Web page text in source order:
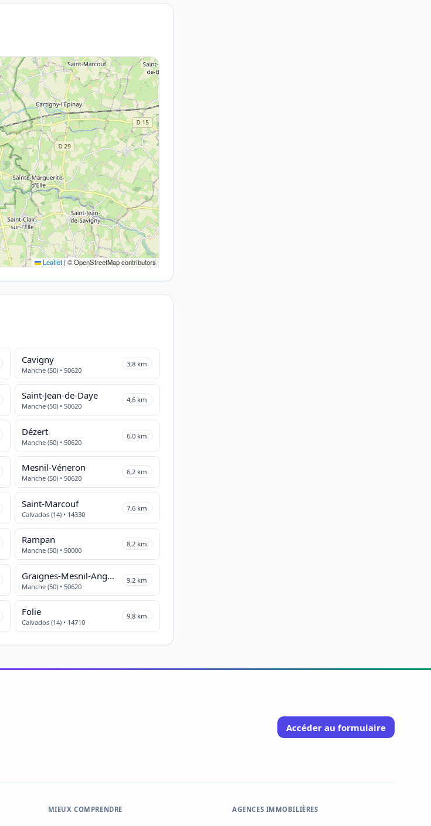
Leaflet | © OpenStreetMap contributors
Cavigny
Manche (50) • 50620
3,8 km
Saint-Jean-de-Daye
Manche (50) • 50620
4,6 km
Dézert
Manche (50) • 50620
6,0 km
Mesnil-Véneron
Manche (50) • 50620
6,2 km
Saint-Marcouf
Calvados (14) • 14330
7,6 km
Rampan
Manche (50) • 50000
8,2 km
Graignes-Mesnil-Angot
Manche (50) • 50620
9,2 km
Folie
Calvados (14) • 14710
9,8 km
Accéder au formulaire
MIEUX COMPRENDRE AGENCES IMMOBILIÈRES